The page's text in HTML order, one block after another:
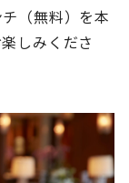
（無料）を本
しみくださ